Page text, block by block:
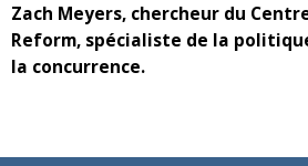
Zach Meyers, chercheur du
Reform, spécialiste de la
la concurrence.